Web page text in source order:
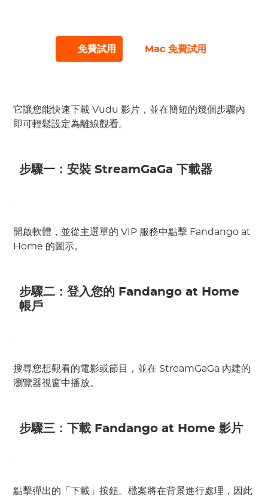
免費試用 Mac 免費試用
它讓您能快速下載 Vudu 影片，並在簡短的幾個步驟內
即可輕鬆設定為離線觀看。
步驟一：安裝 StreamGaGa 下載器
開啟軟體，並從主選單的 VIP 服務中點擊 Fandango at
Home 的圖示。
步驟二：登入您的 Fandango at Home
帳戶
搜尋您想觀看的電影或節目，並在 StreamGaGa 內建的
瀏覽器視窗中播放。
步驟三：下載 Fandango at Home 影片
點擊彈出的「下載」按鈕。檔案將在背景進行處理，因此